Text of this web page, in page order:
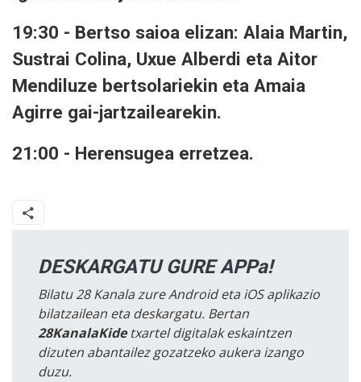
19:30 - Bertso saioa elizan: Alaia Martin,
Sustrai Colina, Uxue Alberdi eta Aitor
Mendiluze bertsolariekin eta Amaia
Agirre gai-jartzailearekin.
21:00 - Herensugea erretzea.
DESKARGATU GURE APPa!
Bilatu 28 Kanala zure Android eta iOS aplikazio
bilatzailean eta deskargatu. Bertan
28KanalaKidetxartel digitalak eskaintzen
dizuten abantailez gozatzeko aukera izango
duzu.